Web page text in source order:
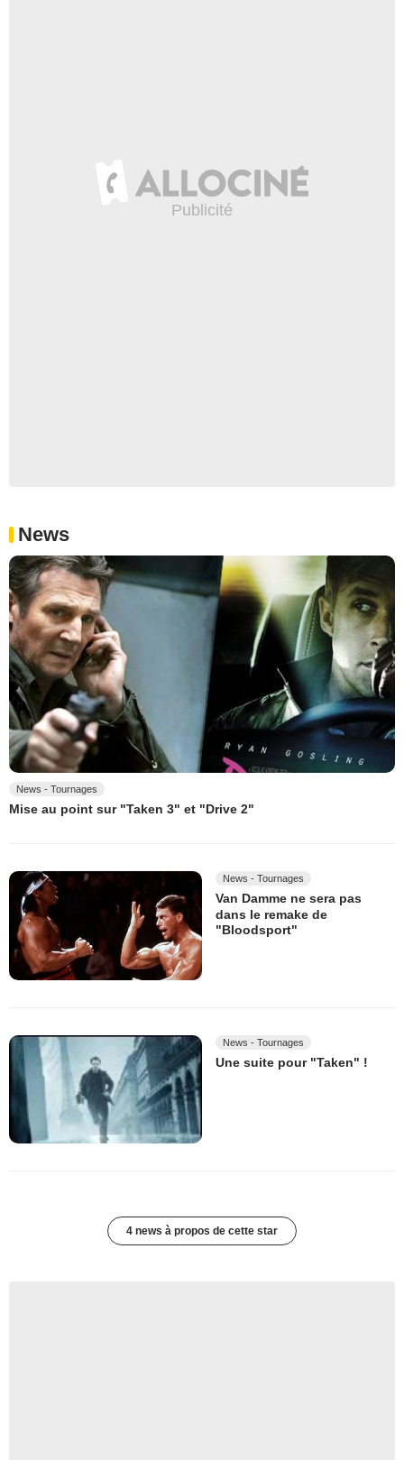
News
News - Tournages
Mise au point sur "Taken 3" et "Drive 2"
News - Tournages
Van Damme ne sera pas
dans le remake de
"Bloodsport"
News - Tournages
Une suite pour "Taken" !
4 news à propos de cette star